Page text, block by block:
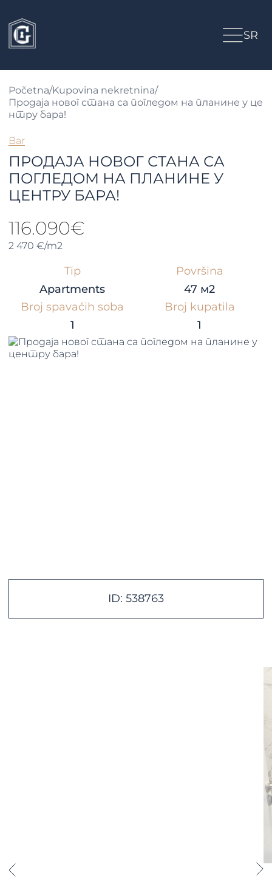
SR
Početna/Kupovina nekretnina/
Продаја новог стана са погледом на планине у це
нтру бара!
Bar
ПРОДАЈА НОВОГ СТАНА СА
ПОГЛЕДОМ НА ПЛАНИНЕ У
ЦЕНТРУ БАРА!
116.090€
2 470 €/m2
Tip
Apartments
Površina
47 м2
Broj spavaćih soba
1
Broj kupatila
1
ID: 538763